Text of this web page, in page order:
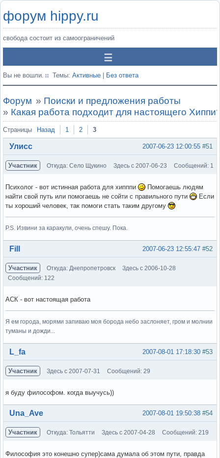
форум hippy.ru
свобода состоит из самоограничений
Вы не вошли. Темы: Активные Без ответа
Форум » Поиски и предложения работы
» Какая работа подходит для настоящего
Страницы Назад 1 2 3
#51
2007-06-23 12:00:55
Улисс
Участник Откуда: Село Щукино Здесь с 2007-06-23 Сообщений: 1
Психолог - вот истинная работа для хипппи
Помогаешь людям
найти свой путь или помогаешь не сойти с правильного пути
Если
ты хороший человек, так помоги стать таким другому
P.S. Извини за каракули, очень спешу. Пока.
Вне форума #52
2007-06-23 12:55:47
Fill
Участник Откуда: Днепропетровск
Здесь с 2006-10-28
Сообщений: 122
АСК - вот настоящая работа
Я ем города, морями запиваю моя борода небо заслоняет, гром и молнии
туманы и дожди...
Вне форума #53
2007-08-01 17:18:30
L_fa
Участник Здесь с 2007-07-31 Сообщений: 29
я буду философом. когда выучусь))
Вне форума #54
2007-08-01 19:50:38
Una_Ave
Участник Откуда: Тольятти Здесь с 2007-04-28 Сообщений: 219
Философия это конешно супер)сама думала об этом пути, правда